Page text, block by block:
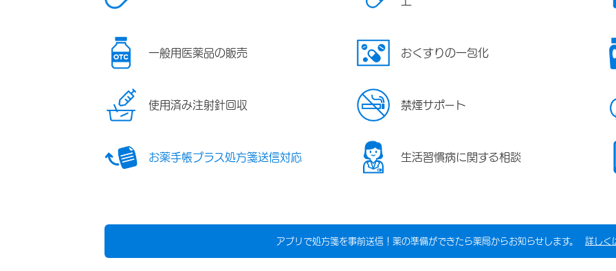
一般用医薬品の販売 おくすりの一包化
使用済み注射針回収 禁煙サポート
お薬手帳プラス処方箋送信対応 生活習慣病に関する相談
アプリで処方箋を事前送信！薬の準備ができたら薬局からお知らせします。 詳しく